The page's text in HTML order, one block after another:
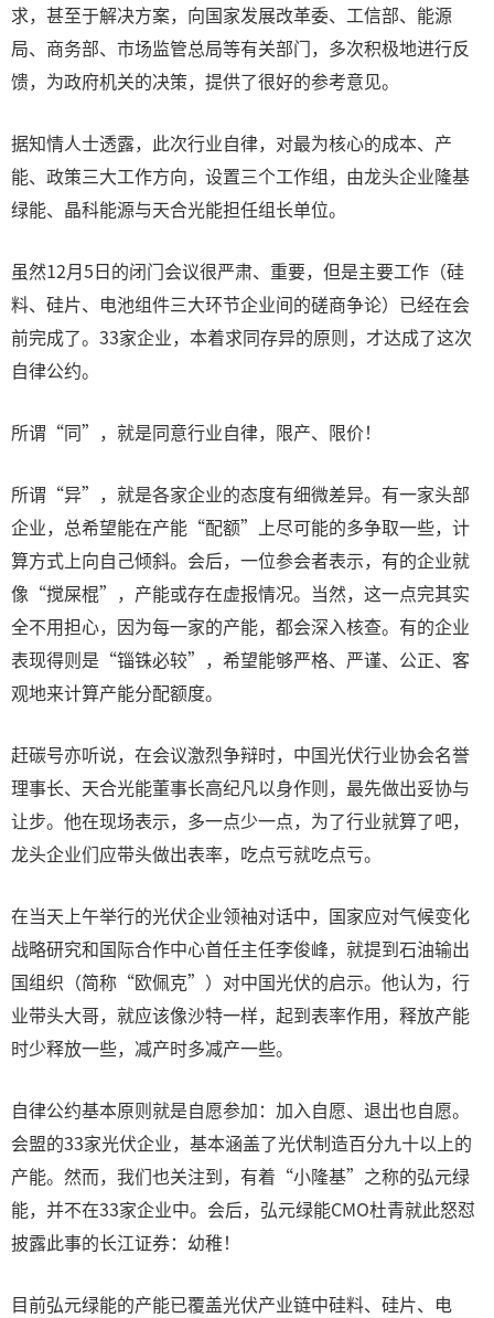
求，甚至于解决方案，向国家发展改革委、工信部、能源
局、商务部、市场监管总局等有关部门，多次积极地进行反
馈，为政府机关的决策，提供了很好的参考意见。
据知情人士透露，此次行业自律，对最为核心的成本、产
能、政策三大工作方向，设置三个工作组，由龙头企业隆基
绿能、晶科能源与天合光能担任组长单位。
虽然12月5日的闭门会议很严肃、重要，但是主要工作（硅
料、硅片、电池组件三大环节企业间的磋商争论）已经在会
前完成了。33家企业，本着求同存异的原则，才达成了这次
自律公约。
所谓“同”，就是同意行业自律，限产、限价！
所谓“异”，就是各家企业的态度有细微差异。有一家头部
企业，总希望能在产能“配额”上尽可能的多争取一些，计
算方式上向自己倾斜。会后，一位参会者表示，有的企业就
像“搅屎棍”，产能或存在虚报情况。当然，这一点完其实
全不用担心，因为每一家的产能，都会深入核查。有的企业
表现得则是“锱铢必较”，希望能够严格、严谨、公正、客
观地来计算产能分配额度。
赶碳号亦听说，在会议激烈争辩时，中国光伏行业协会名誉
理事长、天合光能董事长高纪凡以身作则，最先做出妥协与
让步。他在现场表示，多一点少一点，为了行业就算了吧，
龙头企业们应带头做出表率，吃点亏就吃点亏。
在当天上午举行的光伏企业领袖对话中，国家应对气候变化
战略研究和国际合作中心首任主任李俊峰，就提到石油输出
国组织（简称“欧佩克”）对中国光伏的启示。他认为，行
业带头大哥，就应该像沙特一样，起到表率作用，释放产能
时少释放一些，减产时多减产一些。
自律公约基本原则就是自愿参加：加入自愿、退出也自愿。
会盟的33家光伏企业，基本涵盖了光伏制造百分九十以上的
产能。然而，我们也关注到，有着“小隆基”之称的弘元绿
能，并不在33家企业中。会后，弘元绿能CMO杜青就此怒怼
披露此事的长江证券：幼稚！
目前弘元绿能的产能已覆盖光伏产业链中硅料、硅片、电